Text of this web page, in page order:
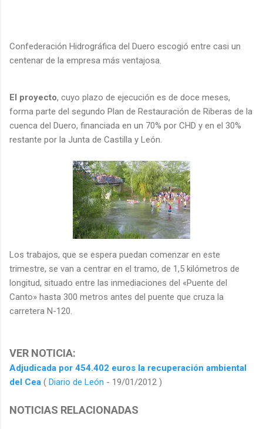
Confederación Hidrográfica del Duero escogió entre casi un
centenar de la empresa más ventajosa.
El proyecto, cuyo plazo de ejecución es de doce meses,
forma parte del segundo Plan de Restauración de Riberas de la
cuenca del Duero, financiada en un 70% por CHD y en el 30%
restante por la Junta de Castilla y León.
Los trabajos, que se espera puedan comenzar en este
trimestre, se van a centrar en el tramo, de 1,5 kilómetros de
longitud, situado entre las inmediaciones del «Puente del
Canto» hasta 300 metros antes del puente que cruza la
carretera N-120.
VER NOTICIA:
Adjudicada por 454.402 euros la recuperación ambiental
del Cea ( Diario de León - 19/01/2012 )
NOTICIAS RELACIONADAS